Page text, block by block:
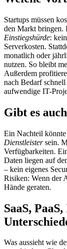
Startups müssen
den Markt bringen.
Einstiegshürde:
Serverkosten.
monatlich oder
nutzen. So bleibt
Außerdem
nach Bedarf
aufwendige IT-
Gibt es
Ein Nachteil
Dienstleistersein.
Verfügbarkeiten.
Daten liegen auf
– kein eigenes
Risiken: Wenn der
Hände geraten.
SaaS,
Was aussieht wie